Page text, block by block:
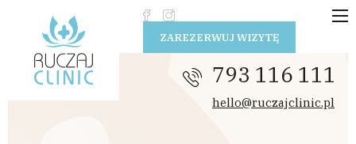
ZAREZERWUJ WIZYTĘ
793 116 111
hello@ruczajclinic.pl